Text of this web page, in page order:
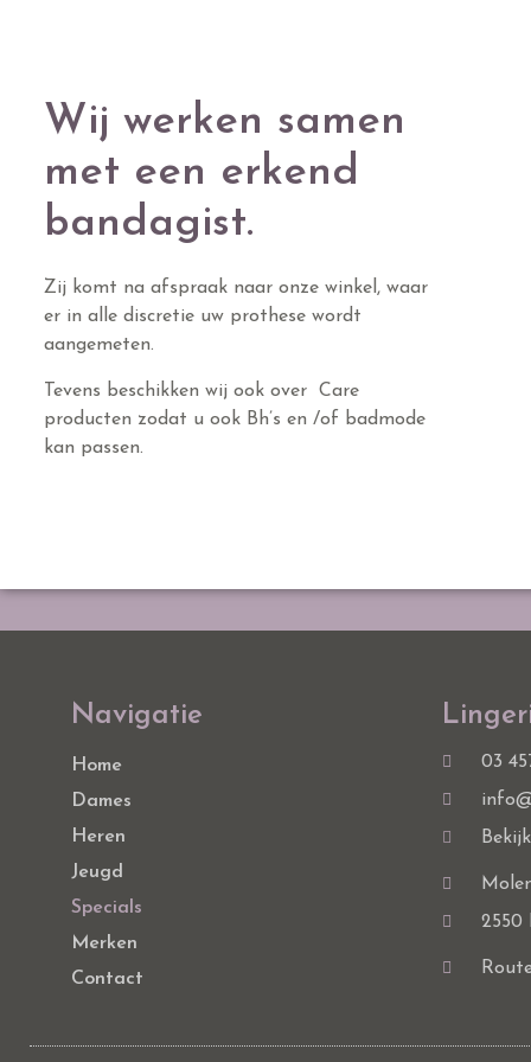
Wij werken samen
met een erkend
bandagist.
Zij komt na afspraak naar onze winkel, waar
er in alle discretie uw prothese wordt
aangemeten.
Tevens beschikken wij ook over Care
producten zodat u ook Bh’s en /of badmode
kan passen.
Navigatie
Home
Dames
Heren
Jeugd
Specials
Merken
Contact
03
2550